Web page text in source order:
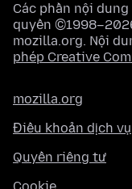
Các phần nội
quyền
mozilla.org. Nội
phép Creative
mozilla.org
Điều khoản dịch vụ
Quyền riêng tư